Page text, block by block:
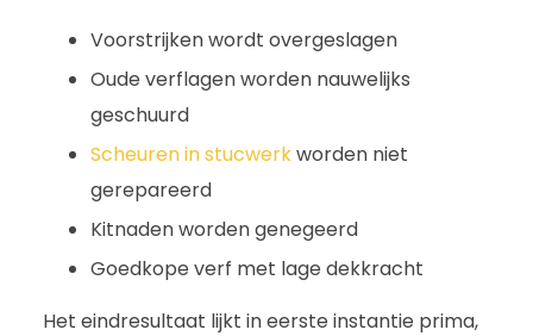
Voorstrijken wordt overgeslagen
Oude verflagen worden nauwelijks
geschuurd
Scheuren in stucwerkworden niet
gerepareerd
Kitnaden worden genegeerd
Goedkope verf met lage dekkracht
Het eindresultaat lijkt in eerste instantie prima,